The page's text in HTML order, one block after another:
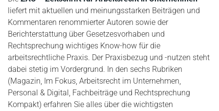
liefert mit aktuellen und meinungsstarken Beiträgen und
Kommentaren renommierter Autoren sowie der
Berichterstattung über Gesetzesvorhaben und
Rechtsprechung wichtiges Know-how für die
arbeitsrechtliche Praxis. Der Praxisbezug und -nutzen steht
dabei stetig im Vordergrund. In den sechs Rubriken
(Magazin, Im Fokus, Arbeitsrecht im Unternehmen,
Personal & Digital, Fachbeiträge und Rechtsprechung
Kompakt) erfahren Sie alles über die wichtigsten